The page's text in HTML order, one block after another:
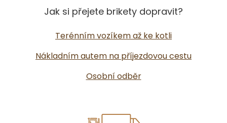
Jak si přejete brikety dopravit?
Terénním vozíkem až ke kotli
Nákladním autem na příjezdovou cestu
Osobní odběr